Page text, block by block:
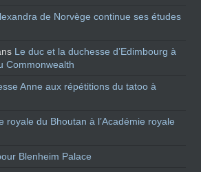
de Norvège continue ses études
Le duc et la duchesse d’Edimbourg à
Commonwealth
Anne aux répétitions du tatoo à
royale du Bhoutan à l’Académie royale
Blenheim Palace